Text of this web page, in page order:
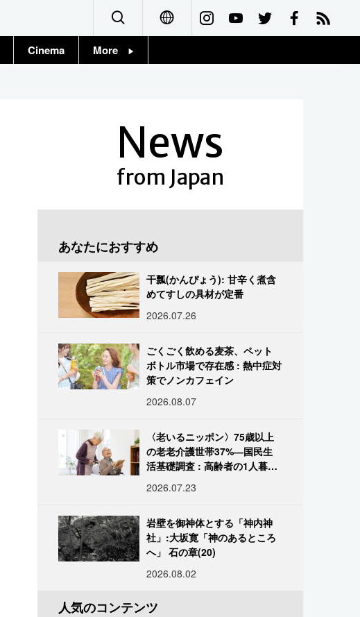
Français
Cinema More
News
from Japan
あなたにおすすめ
干瓢(かんぴょう): 甘辛く煮含
めてすしの具材が定番
2026.07.26
ごくごく飲める麦茶、ペット
ボトル市場で存在感 : 熱中症対
策でノンカフェイン
2026.08.07
〈老いるニッポン〉75歳以上
の老老介護世帯37%―国民生
活基礎調査 : 高齢者の1人暮ら
2026.07.23
岩壁を御神体とする「神内神
社」:大坂寛「神のあるところ
へ」 石の章(20)
2026.08.02
人気のコンテンツ